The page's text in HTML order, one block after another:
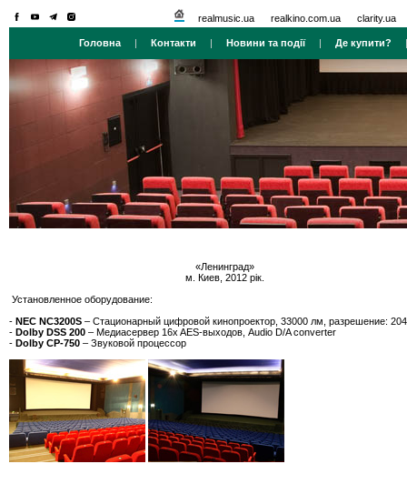
realmusic.ua realkino.com.ua clarity.ua
Головна | Контакти | Новини та події| Де купити?
«Ленинград»
м. Киев, 2012 рік.
Установленное оборудование:
- NEC NC3200S – Стационарный цифровой кинопроектор, 33000 лм, разрешение:
- Dolby DSS 200 – Медиасервер 16x AES-выходов, Audio D/A converter
- Dolby CP-750 – Звуковой процессор